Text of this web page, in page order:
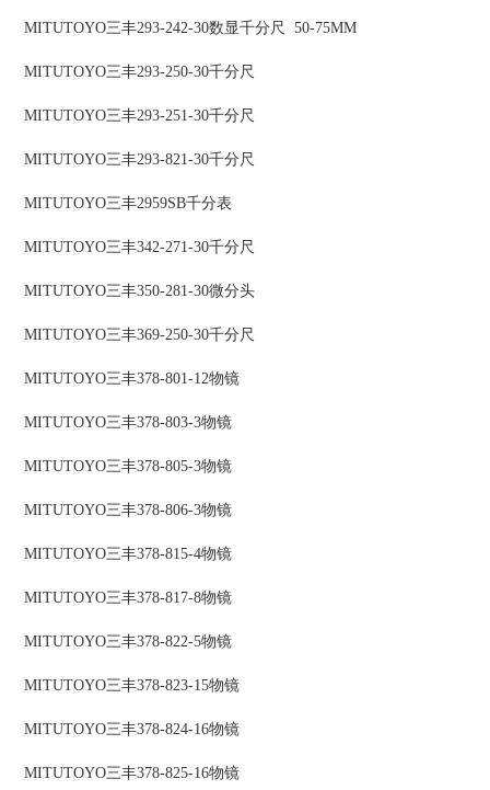
MITUTOYO三丰293-242-30数显千分尺 50-75MM
MITUTOYO三丰293-250-30千分尺
MITUTOYO三丰293-251-30千分尺
MITUTOYO三丰293-821-30千分尺
MITUTOYO三丰2959SB千分表
MITUTOYO三丰342-271-30千分尺
MITUTOYO三丰350-281-30微分头
MITUTOYO三丰369-250-30千分尺
MITUTOYO三丰378-801-12物镜
MITUTOYO三丰378-803-3物镜
MITUTOYO三丰378-805-3物镜
MITUTOYO三丰378-806-3物镜
MITUTOYO三丰378-815-4物镜
MITUTOYO三丰378-817-8物镜
MITUTOYO三丰378-822-5物镜
MITUTOYO三丰378-823-15物镜
MITUTOYO三丰378-824-16物镜
MITUTOYO三丰378-825-16物镜